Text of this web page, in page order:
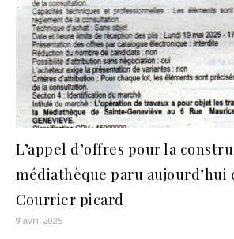
L’appel d’offres pour la
médiathèque paru aujourd’hui
Courrier picard
9 avril 2025